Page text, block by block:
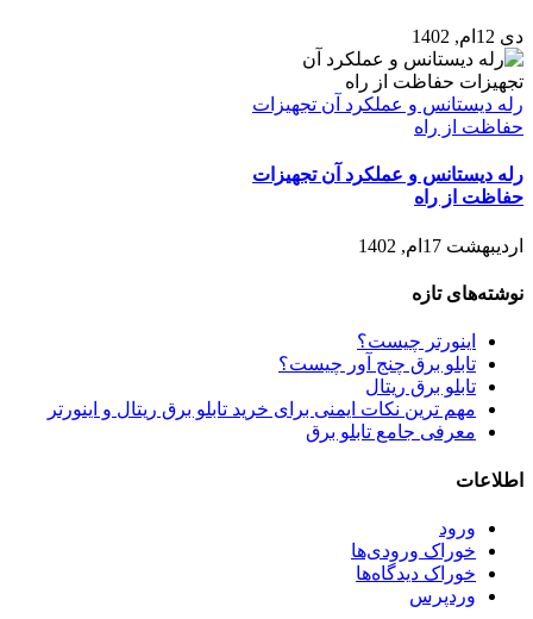
دی 12ام, 1402
رله دیستانس و عملکرد آن تجهیزات
حفاظت از راه
رله دیستانس و عملکرد آن تجهیزات
حفاظت از راه
اردیبهشت 17ام, 1402
نوشته‌های تازه
اینورتر چیست؟
تابلو برق چنج آور چیست؟
تابلو برق ریتال
مهم ترین نکات ایمنی برای خرید تابلو برق ریتال و اینورتر
معرفی جامع تابلو برق
اطلاعات
ورود
خوراک ورودی‌ها
خوراک دیدگاه‌ها
وردپرس